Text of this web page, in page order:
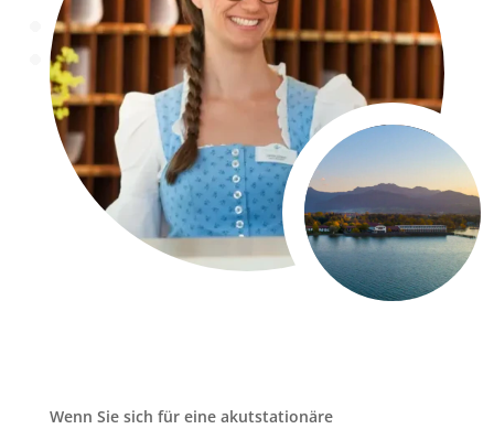
Wenn Sie sich für eine akutstationäre